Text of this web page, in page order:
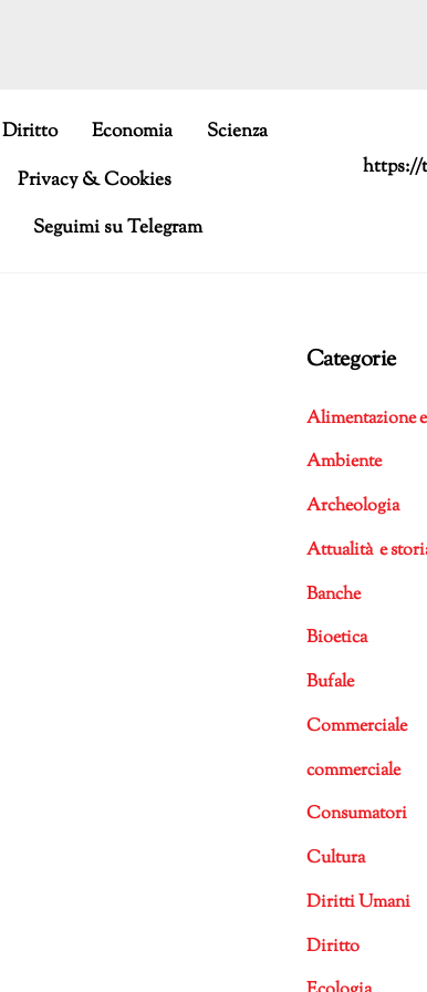
https://
Diritto Economia
Scienza
Privacy & Cookies
Seguimi su Telegram
Categorie
Alimentazione
Ambiente
Archeologia
Attualità e
Banche
Bioetica
Bufale
Commerciale
commerciale
Consumatori
Cultura
Diritti Umani
Diritto